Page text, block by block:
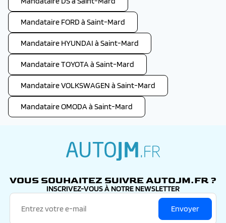
Mandataire FORD à Saint-Mard
Mandataire HYUNDAI à Saint-Mard
Mandataire TOYOTA à Saint-Mard
Mandataire VOLKSWAGEN à Saint-Mard
Mandataire OMODA à Saint-Mard
VOUS SOUHAITEZ SUIVRE AUTOJM.FR ?
INSCRIVEZ-VOUS À NOTRE NEWSLETTER
Envoyer